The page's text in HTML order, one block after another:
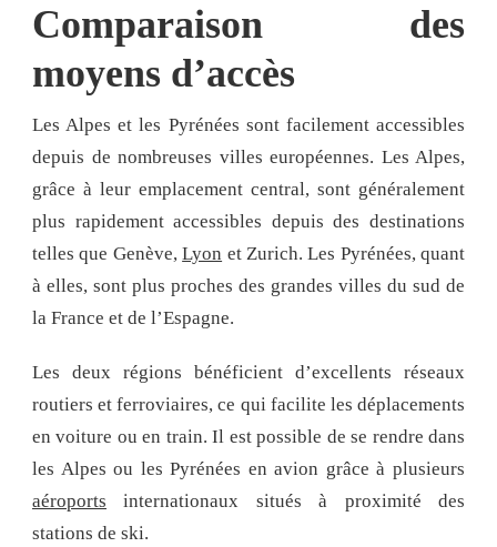
Comparaison des
moyens d’accès
Les Alpes et les Pyrénées sont facilement accessibles
depuis de nombreuses villes européennes. Les Alpes,
grâce à leur emplacement central, sont généralement
plus rapidement accessibles depuis des destinations
telles que Genève,Lyon et Zurich. Les Pyrénées, quant
à elles, sont plus proches des grandes villes du sud de
la France et de l’Espagne.
Les deux régions bénéficient d’excellents réseaux
routiers et ferroviaires, ce qui facilite les déplacements
en voiture ou en train. Il est possible de se rendre dans
les Alpes ou les Pyrénées en avion grâce à plusieurs
aéroports internationaux situés à proximité des
stations de ski.